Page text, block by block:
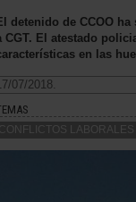
detenido de CCOO
CGT. El atestado
en las
07/2018.
CONFLICTOS LABORALES